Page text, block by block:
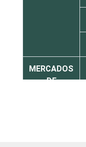
MERCADOS
DE